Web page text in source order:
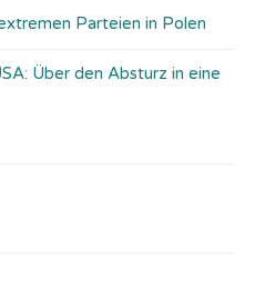
Parteien in Polen
Über den Absturz in eine